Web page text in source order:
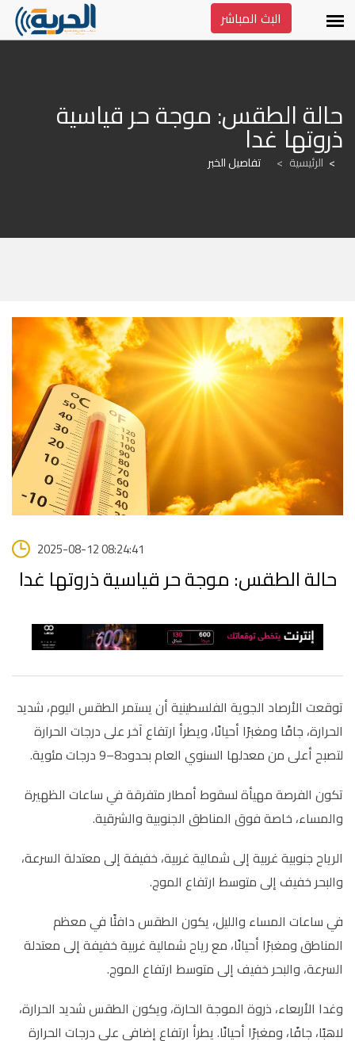
البث المباشر
ذروتها غدا
الرئيسية > تفاصيل الخبر
2025-08-12 08:24:41
حالة الطقس: موجة حر قياسية ذروتها غدا
توقعت الأرصاد الجوية الفلسطينية أن يستمر الطقس اليوم، شديد
الحرارة، جافًا ومغبرًا أحيانًا، ويطرأ ارتفاع آخر على درجات الحرارة
لتصبح أعلى من معدلها السنوي العام بحدود8–9 درجات مئوية.
تكون الفرصة مهيأة لسقوط أمطار متفرقة في ساعات الظهيرة
والمساء، خاصة فوق المناطق الجنوبية والشرقية.
الرياح جنوبية غربية إلى شمالية غربية، خفيفة إلى معتدلة السرعة،
والبحر خفيف إلى متوسط ارتفاع الموج.
في ساعات المساء والليل، يكون الطقس دافئًا في معظم
المناطق ومغبرًا أحيانًا، مع رياح شمالية غربية خفيفة إلى معتدلة
السرعة، والبحر خفيف إلى متوسط ارتفاع الموج.
وغدا الأربعاء، ذروة الموجة الحارة، ويكون الطقس شديد الحرارة،
لاهبًا، جافًا، ومغبرًا أحيانًا. يطرأ ارتفاع إضافي على درجات الحرارة